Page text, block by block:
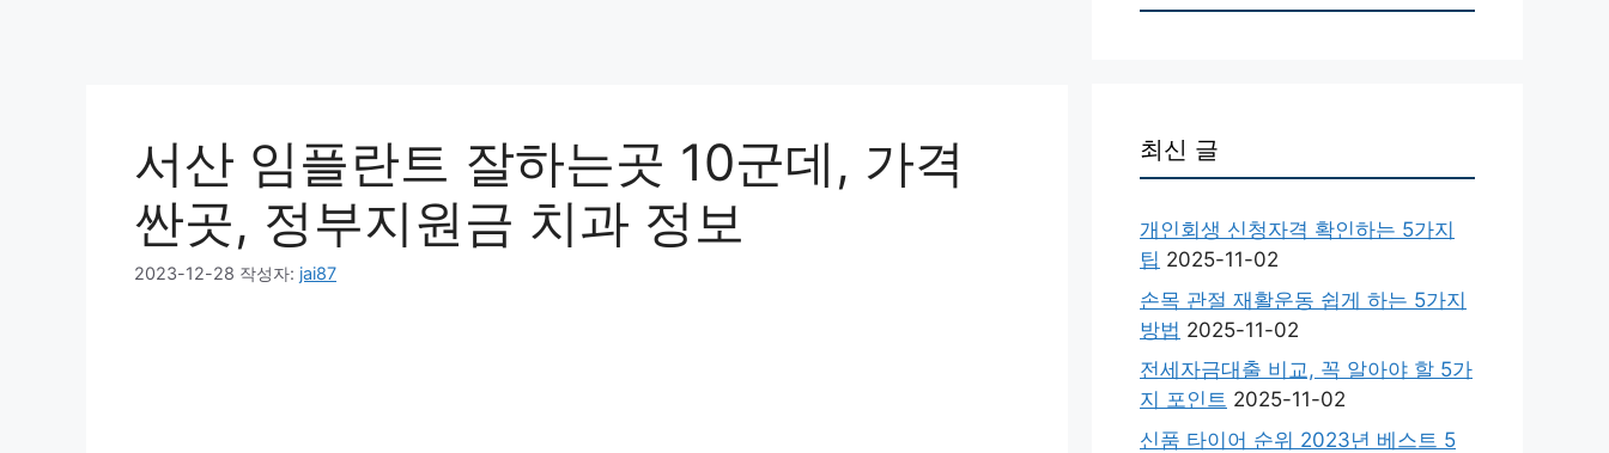
서산 임플란트 잘하는곳 10군데, 가격
싼곳, 정부지원금 치과 정보
2023-12-28 작성자: jai87
최신 글
개인회생 신청자격 확인하는 5가지
팁 2025-11-02
손목 관절 재활운동 쉽게 하는 5가지
방법 2025-11-02
전세자금대출 비교, 꼭 알아야 할 5가
지 포인트 2025-11-02
신품 타이어 순위 2023년 베스트 5